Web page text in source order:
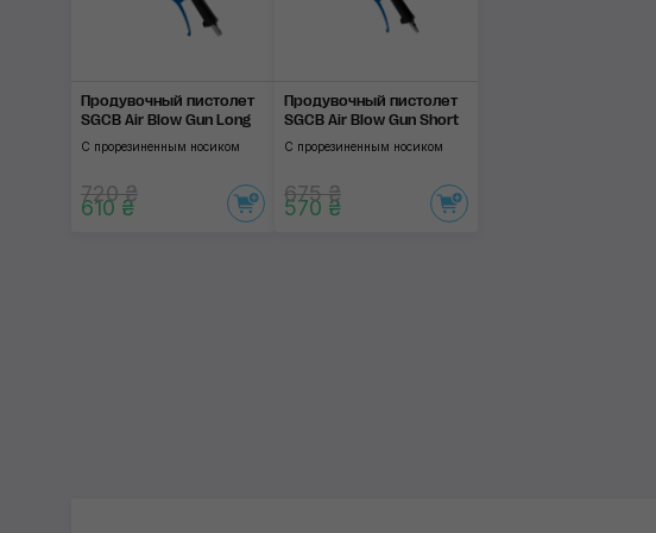
Продувочный пистолет
SGCB Air Blow Gun Long
С прорезиненным носиком
720 ₴
610 ₴
Продувочный пистолет
SGCB Air Blow Gun Short
С прорезиненным носиком
675 ₴
570 ₴